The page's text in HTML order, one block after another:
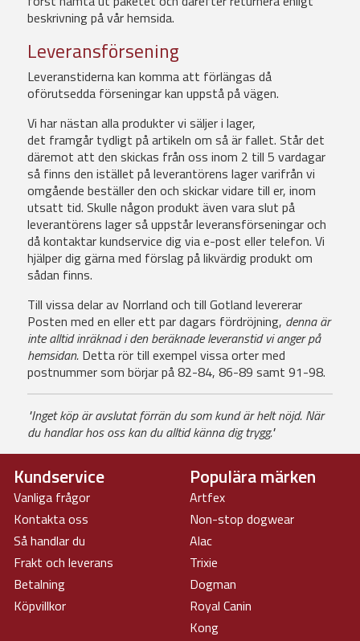
beskrivning på vår hemsida.
Leveransförsening
Leveranstiderna kan komma att förlängas då
oförutsedda förseningar kan uppstå på vägen.
Vi har nästan alla produkter vi säljer i lager,
det framgår tydligt på artikeln om så är fallet. Står det
däremot att den skickas från oss inom 2 till 5 vardagar
så finns den istället på leverantörens lager varifrån vi
omgående beställer den och skickar vidare till er, inom
utsatt tid. Skulle någon produkt även vara slut på
leverantörens lager så uppstår leveransförseningar och
då kontaktar kundservice dig via e-post eller telefon. Vi
hjälper dig gärna med förslag på likvärdig produkt om
sådan finns.
Till vissa delar av Norrland och till Gotland levererar
Posten med en eller ett par dagars fördröjning, denna är
inte alltid inräknad i den beräknade leveranstid vi anger på
hemsidan. Detta rör till exempel vissa orter med
postnummer som börjar på 82-84, 86-89 samt 91-98.
"Inget köp är avslutat förrän du som kund är helt nöjd. När
du handlar hos oss kan du alltid känna dig trygg."
Kundservice
Vanliga frågor
Kontakta oss
Så handlar du
Frakt och leverans
Betalning
Köpvillkor
Populära märken
Artfex
Non-stop dogwear
Alac
Trixie
Dogman
Royal Canin
Kong